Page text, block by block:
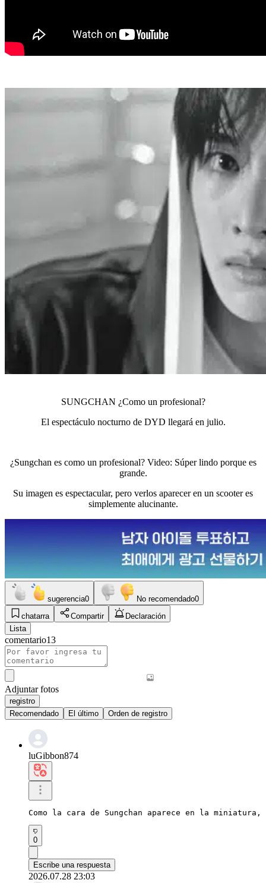
SUNGCHAN ¿Como un profesional?
El espectáculo nocturno de DYD llegará en julio.
¿Sungchan es como un profesional? Video: Súper lindo porque es
grande.
Su imagen es espectacular, pero verlos aparecer en un scooter es
simplemente alucinante.
sugerencia0 No recomendado0
chatarra
Compartir
Declaración
Lista
comentario13
Adjuntar fotos
registro
Recomendado
El último Orden de registro
luGibbon874
Como la cara de Sungchan aparece en la
0
Escribe una respuesta
2026.07.28 23:03